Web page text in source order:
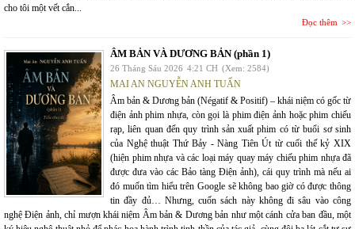
cho tôi một vết cắn...
Đọc thêm
ÂM BẢN VÀ DƯƠNG BẢN (phần 1)
26 Tháng Sáu 2026 4:21 CH (Xem: 2584)
MAI AN NGUYỄN ANH TUẤN
Âm bản & Dương bản (Négatif & Positif) – khái niệm có gốc từ
điện ảnh phim nhựa, còn gọi là phim điện ảnh hoặc phim chiếu
rạp, liên quan đến quy trình sản xuất phim có từ buổi sơ sinh
của Nghệ thuật Thứ Bảy - Nàng Tiên Út từ cuối thế kỷ XIX
(hiện phim nhựa và các loại máy quay máy chiếu phim nhựa đã
được đưa vào các Bảo tàng Điện ảnh), cái quy trình mà nếu ai
đó muốn tìm hiểu trên Google sẽ không bao giờ có được thông
tin đầy đủ… Nhưng, cuốn sách này không đi sâu vào công
nghệ Điện ảnh, chỉ mượn khái niệm Âm bản & Dương bản như một cánh cửa ban đầu, một